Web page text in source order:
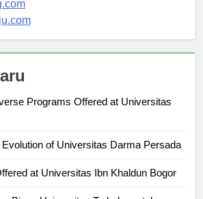
Programs Offered at Universitas